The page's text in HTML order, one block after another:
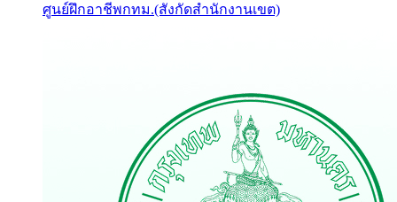
ศูนย์ฝึกอาชีพกทม.(สังกัดสำนักงานเขต)